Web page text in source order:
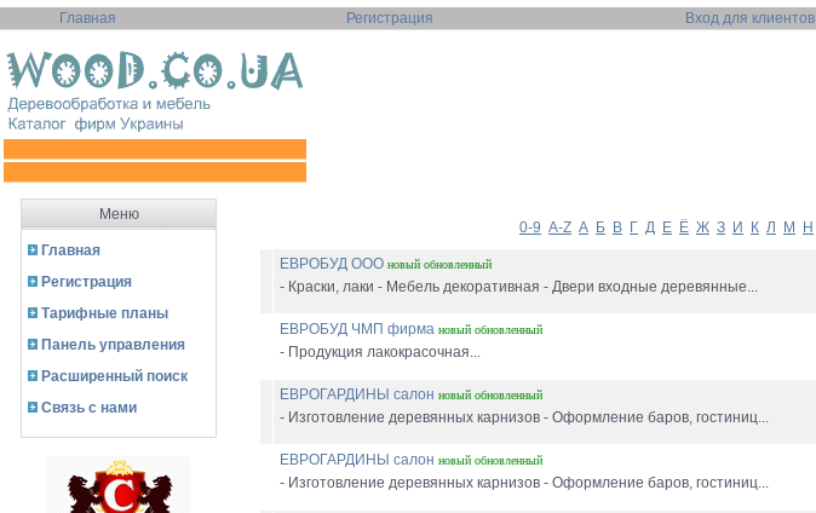
Главная Регистрация Вход для клиентов
Меню
Главная
Регистрация
Тарифные планы
Панель управления
Расширенный поиск
Связь с нами
0-9 A-Z А Б В Г Д Е Ё Ж З И К Л М Н
ЕВРОБУД ООО новый обновленный
- Краски, лаки - Мебель декоративная - Двери входные деревянные...
ЕВРОБУД ЧМП фирма новый обновленный
- Продукция лакокрасочная...
ЕВРОГАРДИНЫ салон новый обновленный
- Изготовление деревянных карнизов - Оформление баров, гостиниц...
ЕВРОГАРДИНЫ салон новый обновленный
- Изготовление деревянных карнизов - Оформление баров, гостиниц...